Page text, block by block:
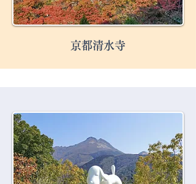
京都清水寺